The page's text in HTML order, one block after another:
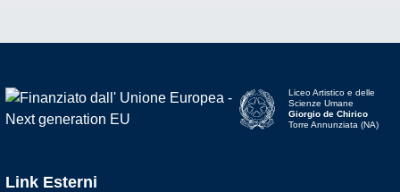
Liceo Artistico e delle
Scienze Umane
Giorgio de Chirico
Torre Annunziata (NA)
Link Esterni